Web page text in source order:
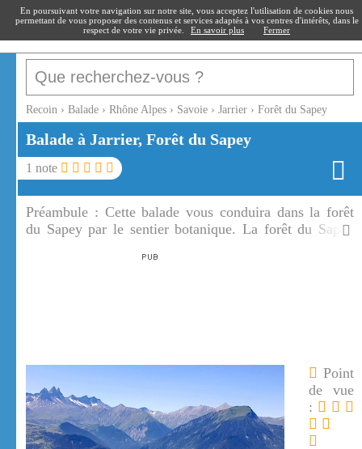
recoin.fr
Recoin › Balade › Rhône Alpes › Savoie › Jarrier › Forêt du Sapey
Balade à Jarrier, Forêt du Sapey
1 note
Préambule : Cette balade vous conduira dans la forêt
du Sapey par le sentier botanique. La forêt du Sapey
Point
de vue
:
En poursuivant votre navigation sur notre site, vous acceptez l'utilisation de cookies nous
permettant de vous proposer des contenus et services adaptés à vos centres d'intérêts, dans le
respect de votre vie privée.
En savoir plus Fermer